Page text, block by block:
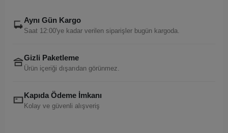
Aynı Gün Kargo
Saat 12:00'ye kadar verilen siparişler bugün kargoda.
Gizli Paketleme
Ürün içeriği dışarıdan görünmez.
Kapıda Ödeme İmkanı
Kolay ve güvenli alışveriş